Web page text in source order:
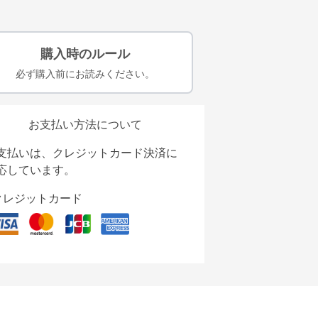
購入時のルール
必ず購入前にお読みください。
お支払い方法について
払いは、クレジットカード決済に
しています。
レジットカード